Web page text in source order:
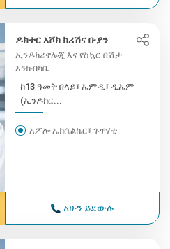
ዶክተር አሾክ ክሪሽና ቡያን
ኢንዶክሪኖሎጂ እና የስኳር በሽታ
እንክብካቤ
ከ13 ዓመት በላይ፣ ኤምዲ፣ ዲኤም
(ኢንዶክር...
አፖሎ ኤክሴልኬር፣ ጉዋሃቲ
አሁን ይደውሉ